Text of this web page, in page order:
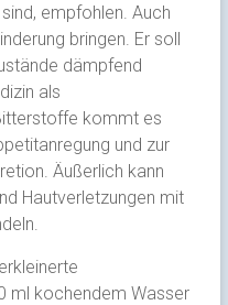
empfohlen. Auch
bringen. Er soll
dämpfend
als
kommt es
und zur
Äußerlich kann
Hautverletzungen mit
ml kochendem Wasser